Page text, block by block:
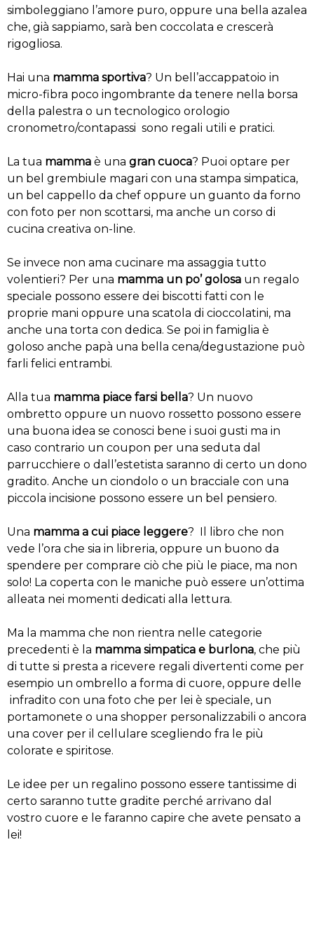
simboleggiano l’amore puro, oppure una bella azalea
che, già sappiamo, sarà ben coccolata e crescerà
rigogliosa.
Hai una mamma sportiva? Un bell’accappatoio in
micro-fibra poco ingombrante da tenere nella borsa
della palestra o un tecnologico orologio
cronometro/contapassi sono regali utili e pratici.
La tua mamma è una gran cuoca? Puoi optare per
un bel grembiule magari con una stampa simpatica,
un bel cappello da chef oppure un guanto da forno
con foto per non scottarsi, ma anche un corso di
cucina creativa on-line.
Se invece non ama cucinare ma assaggia tutto
volentieri? Per una mamma un po’ golosa un regalo
speciale possono essere dei biscotti fatti con le
proprie mani oppure una scatola di cioccolatini, ma
anche una torta con dedica. Se poi in famiglia è
goloso anche papà una bella cena/degustazione può
farli felici entrambi.
Alla tua mamma piace farsi bella? Un nuovo
ombretto oppure un nuovo rossetto possono essere
una buona idea se conosci bene i suoi gusti ma in
caso contrario un coupon per una seduta dal
parrucchiere o dall’estetista saranno di certo un dono
gradito. Anche un ciondolo o un bracciale con una
piccola incisione possono essere un bel pensiero.
Una mamma a cui piace leggere? Il libro che non
vede l’ora che sia in libreria, oppure un buono da
spendere per comprare ciò che più le piace, ma non
solo! La coperta con le maniche può essere un’ottima
alleata nei momenti dedicati alla lettura.
Ma la mamma che non rientra nelle categorie
precedenti è la mamma simpatica e burlona, che più
di tutte si presta a ricevere regali divertenti come per
esempio un ombrello a forma di cuore, oppure delle
infradito con una foto che per lei è speciale, un
portamonete o una shopper personalizzabili o ancora
una cover per il cellulare scegliendo fra le più
colorate e spiritose.
Le idee per un regalino possono essere tantissime di
certo saranno tutte gradite perché arrivano dal
vostro cuore e le faranno capire che avete pensato a
lei!